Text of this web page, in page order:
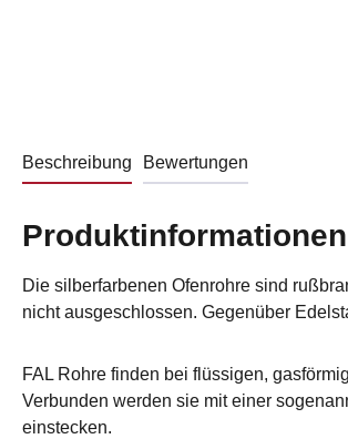
Beschreibung Bewertungen
Die silberfarbenen Ofenrohre sind
nicht ausgeschlossen. Gegenüber
FAL Rohre finden bei flüssigen,
Verbunden werden sie mit einer
einstecken.